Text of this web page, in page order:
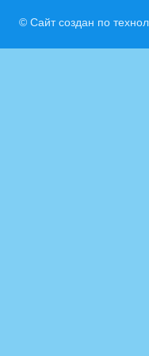
© Сайт создан по